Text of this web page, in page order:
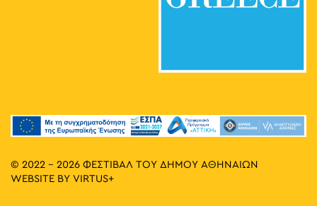
© 2022 - 2026 ΦΕΣΤΙΒΑΛ ΤΟΥ ΔΗΜΟΥ ΑΘΗΝΑΙΩΝ
WEBSITE BY VIRTUS+